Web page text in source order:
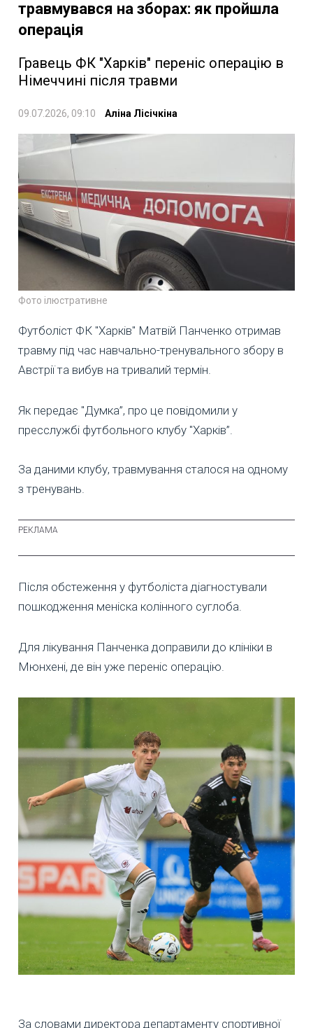
травмувався на зборах: як пройшла
операція
Гравець ФК "Харків" переніс операцію в
Німеччині після травми
09.07.2026, 09:10 Аліна Лісічкіна
Фото ілюстративне
Футболіст ФК "Харків" Матвій Панченко отримав
травму під час навчально-тренувального збору в
Австрії та вибув на тривалий термін.
Як передає "Думка”, про це повідомили у
пресслужбі футбольного клубу "Харків”.
За даними клубу, травмування сталося на одному
з тренувань.
Після обстеження у футболіста діагностували
пошкодження меніска колінного суглоба.
Для лікування Панченка доправили до клініки в
Мюнхені, де він уже переніс операцію.
За словами директора департаменту спортивної